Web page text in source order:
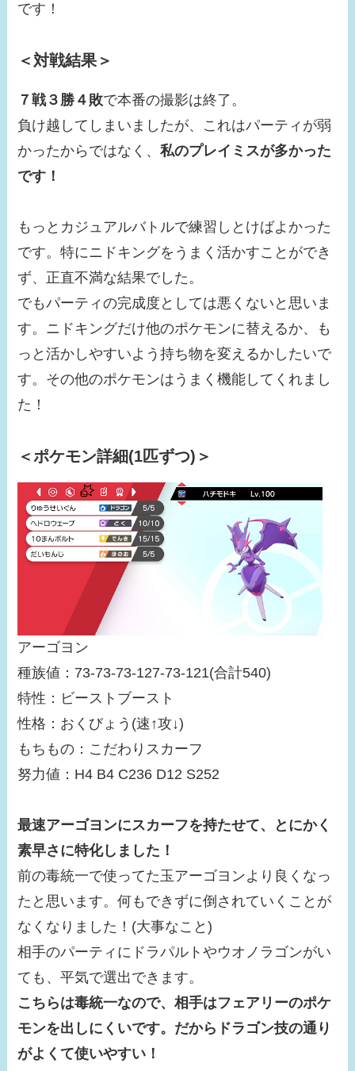
です！
＜対戦結果＞
７戦３勝４敗で本番の撮影は終了。
負け越してしまいましたが、これはパーティが弱
かったからではなく、私のプレイミスが多かった
です！
もっとカジュアルバトルで練習しとけばよかった
です。特にニドキングをうまく活かすことができ
ず、正直不満な結果でした。
でもパーティの完成度としては悪くないと思いま
す。ニドキングだけ他のポケモンに替えるか、も
っと活かしやすいよう持ち物を変えるかしたいで
す。その他のポケモンはうまく機能してくれまし
た！
＜ポケモン詳細(1匹ずつ)＞
アーゴヨン
種族値：73-73-73-127-73-121(合計540)
特性：ビーストブースト
性格：おくびょう(速↑攻↓)
もちもの：こだわりスカーフ
努力値：H4 B4 C236 D12 S252
最速アーゴヨンにスカーフを持たせて、とにかく
素早さに特化しました！
前の毒統一で使ってた玉アーゴヨンより良くなっ
たと思います。何もできずに倒されていくことが
なくなりました！(大事なこと)
相手のパーティにドラパルトやウオノラゴンがい
ても、平気で選出できます。
こちらは毒統一なので、相手はフェアリーのポケ
モンを出しにくいです。だからドラゴン技の通り
がよくて使いやすい！